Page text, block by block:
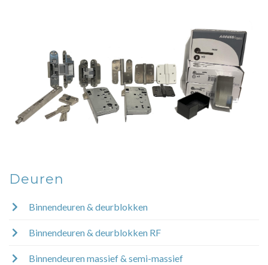
Deuren
Binnendeuren & deurblokken
Binnendeuren & deurblokken RF
Binnendeuren massief & semi-massief